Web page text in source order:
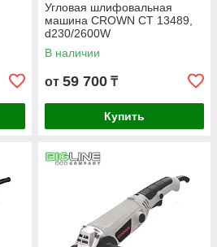
Угловая шлифовальная
машина CROWN СТ 13489,
d230/2600W
В наличии
от 59 700 ₸
Купить